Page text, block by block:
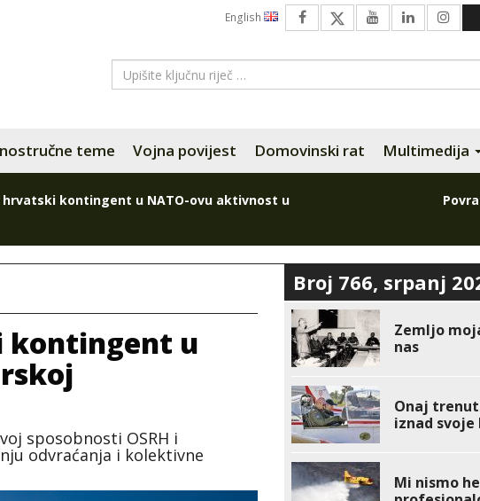
English
teme Vojna povijest Domovinski rat Multimedija
hrvatski kontingent u NATO-ovu aktivnost u
kontingent u
sposobnosti OSRH i
odvraćanja i kolektivne
Broj 766, srpanj
Zemljo
nas
Onaj
iznad svoje
Mi nismo